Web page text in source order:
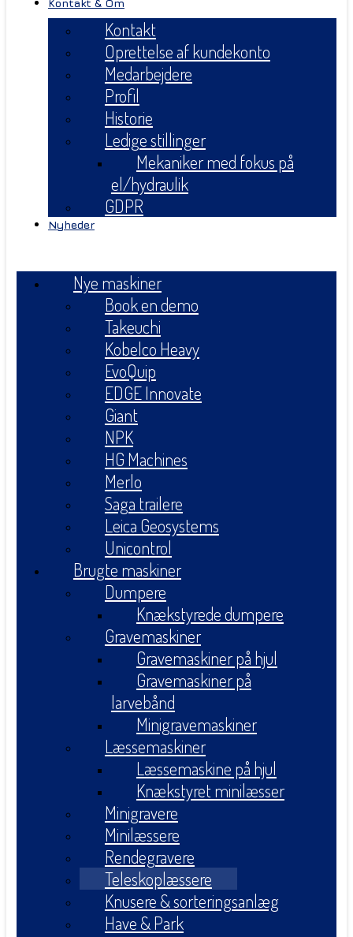
Kontakt & Om
Kontakt
Oprettelse af kundekonto
Medarbejdere
Profil
Historie
Ledige stillinger
Mekaniker med fokus på
el/hydraulik
GDPR
Nyheder
Nye maskiner
Book en demo
Takeuchi
Kobelco Heavy
EvoQuip
EDGE Innovate
Giant
NPK
HG Machines
Merlo
Saga trailere
Leica Geosystems
Unicontrol
Brugte maskiner
Dumpere
Knækstyrede dumpere
Gravemaskiner
Gravemaskiner på hjul
Gravemaskiner på
larvebånd
Minigravemaskiner
Læssemaskiner
Læssemaskine på hjul
Knækstyret minilæsser
Minigravere
Minilæssere
Rendegravere
Teleskoplæssere
Knusere & sorteringsanlæg
Have & Park